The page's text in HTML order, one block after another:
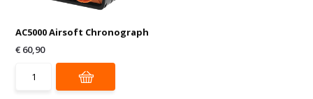
AC5000 Airsoft Chronograph
€ 60,90